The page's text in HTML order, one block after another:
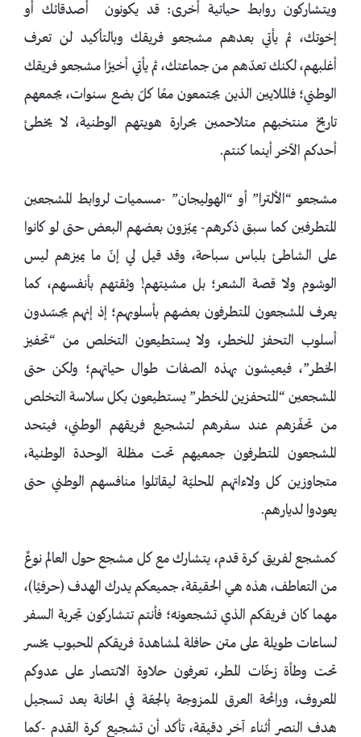
ويتشاركون روابط حياتية أخرى: قد يكونون أصدقائك أو
إخوتك، ثم يأتي بعدهم مشجعو فريقك وبالتأكيد لن تعرف
أغلبهم، لكنك تعدّهم من جماعتك، ثم يأتي أخيرًا مشجعو فريقك
الوطني؛ فالملايين الذين يجتمعون معًا كلّ بضع سنوات، يجمعهم
تاريخ منتخبهم متلاحمين بحرارة هويتهم الوطنية، لا يخطئ
أحدكم الآخر أينما كنتم.
مشجعو “الألترا” أو “الهوليجان” -مسميات لروابط المشجعين
المتطرفين كما سبق ذكرهم- يميّزون بعضهم البعض حتى لو كانوا
على الشاطئ بلباس سباحة، وقد قيل لي إنّ ما يميزهم ليس
الوشوم ولا قصة الشعر؛ بل مشيتهم! وثقتهم بأنفسهم، كما
يعرف المشجعون المتطرفون بعضهم بأسلوبهم؛ إذ إنهم يجسّدون
أسلوب التحفز للخطر، ولا يستطيعون التخلص من “تحفيز
الخطر”، فيعيشون بهذه الصفات طوال حياتهم؛ ولكن حتى
المشجعين “المتحفزين للخطر” يستطيعون بكل سلاسة التخلص
من تحفّزهم عند سفرهم لتشجيع فريقهم الوطني، فيتحد
المشجعون المتطرفون جمعيهم تحت مظلة الوحدة الوطنية،
متجاوزين كل ولاءاتهم المحليّة ليقاتلوا منافسهم الوطني حتى
يعودوا لديارهم.
كمشجع لفريق كرة قدم، يتشارك مع كل مشجع حول العالم نوعٌ
من التعاطف، هذه هي الحقيقة، جميعكم يدرك الهدف (حرفيًا)،
مهما كان فريقكم الذي تشجعونه؛ فأنتم تتشاركون تجربة السفر
لساعات طويلة على متن حافلة لمشاهدة فريقكم المحبوب يخسر
تحت وطأة زخّات المطر، تعرفون حلاوة الانتصار على عدوكم
المعروف، ورائحة العرق الممزوجة بالجعّة في الحانة بعد تسجيل
هدف النصر أثناء آخر دقيقة، تأكد أن تشجيع كرة القدم -كما